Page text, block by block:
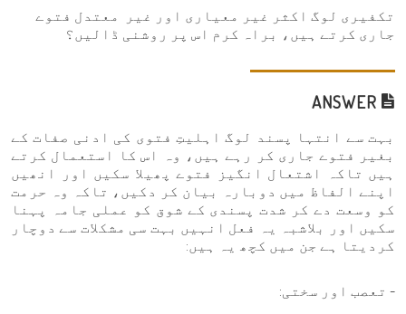
تکفیری لوگ اکثر غیر معیاری اور غیر معتدل فتوے
جاری کرتے ہیں، براہ کرم اس پر روشنی ڈالیں؟
بہت سے انتہا پسند لوگ اہلیتِ فتوی کی ادنی صفات کے
بغیر فتوے جاری کر رہے ہیں، وہ اس کا استعمال کرتے
ہیں تاکہ اشتعال انگیز فتوے پھیلا سکیں اور انھیں
اپنے الفاظ میں دوبارہ بیان کر دکیں، تاکہ وہ حرمت
کو وسعت دے کر شدت پسندی کے شوق کو عملی جامہ پہنا
سکیں اور بلاشبہ یہ فعل انہیں بہت سی مشکلات سے دوچار
کردیتا ہے جن میں کچھ یہ ہیں:
- تعصب اور سختی: